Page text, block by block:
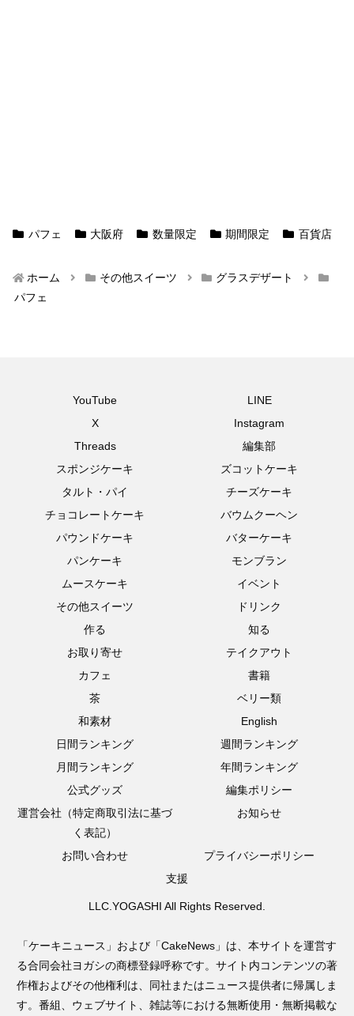
パフェ 大阪府 数量限定 期間限定 百貨店
ホーム その他スイーツ
グラスデザート
パフェ
YouTube
LINE
X
Instagram
Threads
編集部
スポンジケーキ
ズコットケーキ
タルト・パイ
チーズケーキ
チョコレートケーキ
バウムクーヘン
パウンドケーキ
バターケーキ
パンケーキ
モンブラン
ムースケーキ
イベント
その他スイーツ
ドリンク
作る
知る
お取り寄せ
テイクアウト
カフェ
書籍
茶
ベリー類
和素材
English
日間ランキング
週間ランキング
月間ランキング
年間ランキング
公式グッズ
編集ポリシー
運営会社（特定商取引法に基づ
く表記）
お知らせ
お問い合わせ
プライバシーポリシー
支援
LLC.YOGASHI All Rights Reserved.
「ケーキニュース」および「CakeNews」は、本サイトを運営す
る合同会社ヨガシの商標登録呼称です。サイト内コンテンツの著
作権およびその他権利は、同社またはニュース提供者に帰属しま
す。番組、ウェブサイト、雑誌等における無断使用・無断掲載な